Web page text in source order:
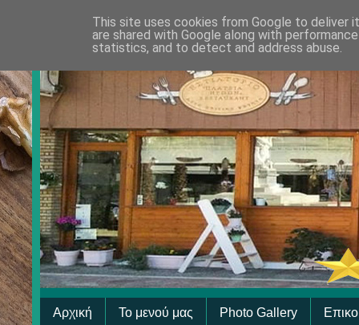
Αρχική Το μενού μας Photo Gallery
This site uses cookies from Google to deliver
are shared with Google along with
statistics, and to detect and address abuse.